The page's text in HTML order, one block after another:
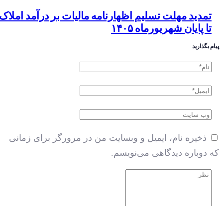
تمدید مهلت تسلیم اظهارنامه مالیات بر درآمد املاک
تا پایان شهریورماه ۱۴۰۵
بگذارید
ذخیره نام، ایمیل و وبسایت من در مرورگر برای زمانی
دوباره دیدگاهی می‌نویسم.